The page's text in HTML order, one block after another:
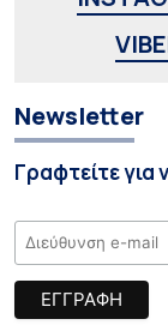
Newsletter
Γραφτείτε για